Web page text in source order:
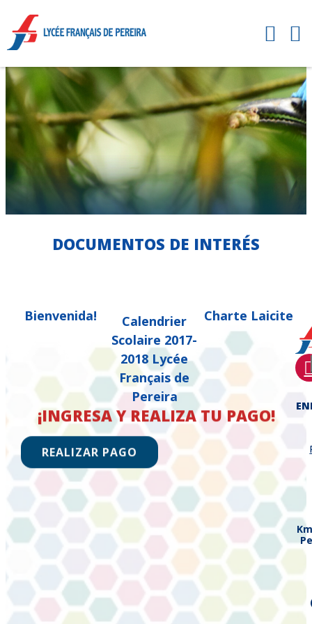
DOCUMENTOS DE INTERÉS
Bienvenida!
Calendrier
Scolaire 2017-
2018 Lycée
Français de
Pereira
Charte Laicite
¡INGRESA Y REALIZA TU PAGO!
REALIZAR PAGO